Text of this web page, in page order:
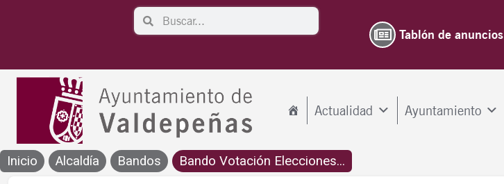
SearchSearch
Tablón de anuncios
Actualidad Ayuntamiento
Inicio Alcaldía Bandos Bando Votación Elecciones...